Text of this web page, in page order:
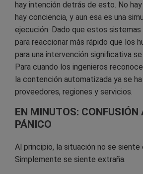
hay intención detrás de esto. No hay
hay conciencia, y aun esa es una
ejecución. Dado que estos
para reaccionar más rápido que los
para una intervención significativa
Para cuando los ingenieros
la contención automatizada ya se
proveedores, regiones y servicios.
EN MINUTOS: CONFUSIÓN
PÁNICO
Al principio, la situación no se
Simplemente se siente extraña.